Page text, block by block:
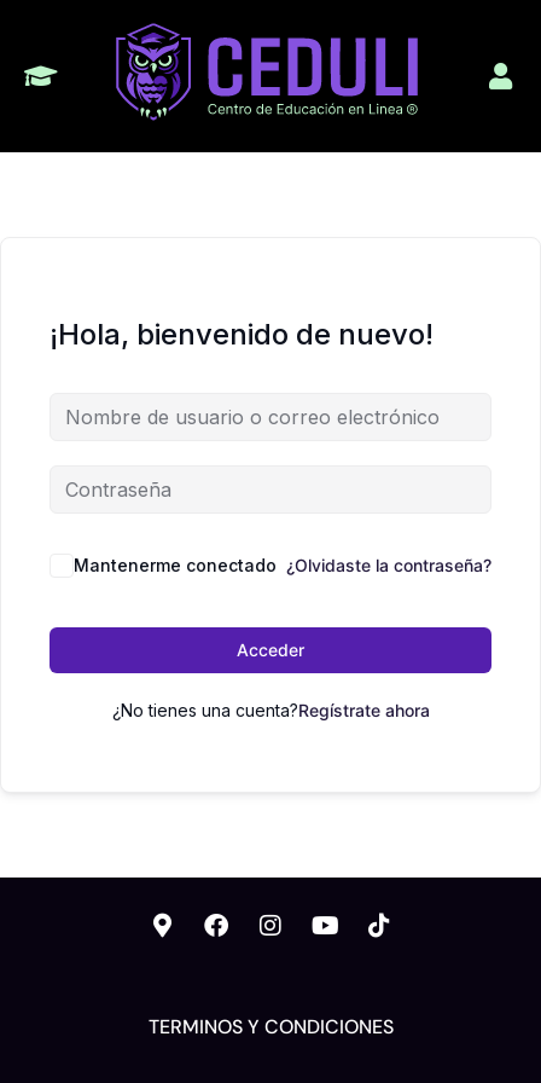
¡Hola, bienvenido de nuevo!
Mantenerme conectado ¿Olvidaste la contraseña?
Acceder
¿No tienes una cuenta?Regístrate ahora
TERMINOS Y CONDICIONES